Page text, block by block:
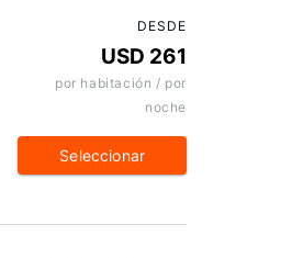
DESDE
USD 261
por habitación / por
noche
Seleccionar